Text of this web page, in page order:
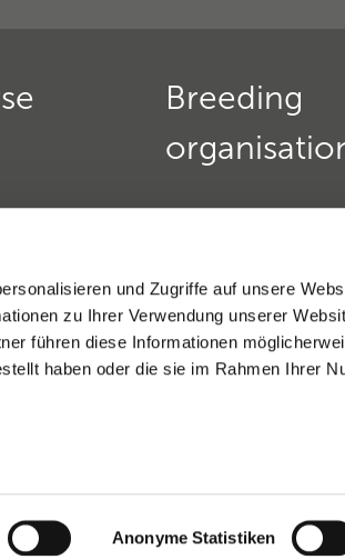
und Zugriffe auf unsere
zu Ihrer Verwendung unserer
führen diese Informationen
haben oder die sie im Rahmen Ihrer
Anonyme Statistiken
2 - 4 pm
353 8
1
»
Breeding
»
Golden Retriever
Dobermannverein
Conditions